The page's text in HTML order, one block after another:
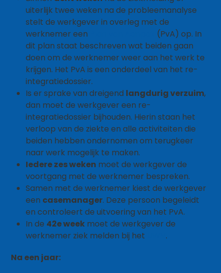
uiterlijk twee weken na de probleemanalyse
stelt de werkgever in overleg met de
werknemer een
(PvA) op. In
dit plan staat beschreven wat beiden gaan
doen om de werknemer weer aan het werk te
krijgen. Het PvA is een onderdeel van het re-
integratiedossier.
Is er sprake van dreigend langdurig verzuim,
dan moet de werkgever een re-
integratiedossier bijhouden. Hierin staan het
verloop van de ziekte en alle activiteiten die
beiden hebben ondernomen om terugkeer
naar werk mogelijk te maken.
Iedere zes weken moet de werkgever de
voortgang met de werknemer bespreken.
Samen met de werknemer kiest de werkgever
een casemanager. Deze persoon begeleidt
en controleert de uitvoering van het PvA.
In de 42e week moet de werkgever de
werknemer ziek melden bij het
.
Na een jaar: